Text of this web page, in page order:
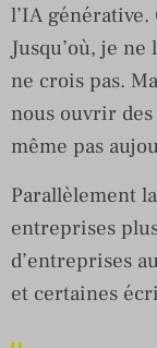
l’IA générative.
Jusqu’où, je
ne crois pas.
nous ouvrir
même pas
Parallèlement
entreprises
d’entreprises
et certaines